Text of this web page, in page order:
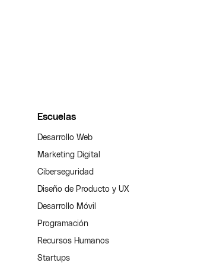
Escuelas
Desarrollo Web
Marketing Digital
Ciberseguridad
Diseño de Producto y UX
Desarrollo Móvil
Programación
Recursos Humanos
Startups